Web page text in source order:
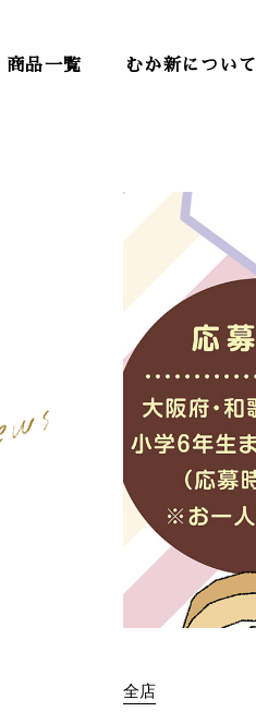
商品一覧 むか新について
全店